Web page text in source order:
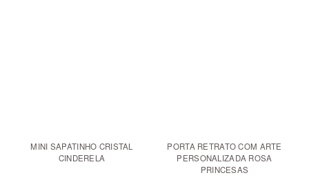
MINI SAPATINHO CRISTAL
CINDERELA
PORTA RETRATO COM ARTE
PERSONALIZADA ROSA
PRINCESAS